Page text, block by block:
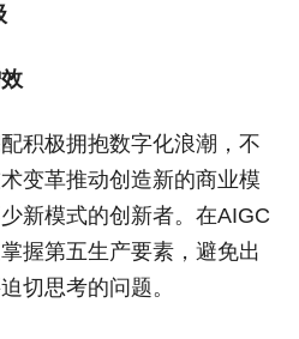
积极拥抱数字化浪潮，不
变革推动创造新的商业模
新模式的创新者。在AIGC
握第五生产要素，避免出
切思考的问题。